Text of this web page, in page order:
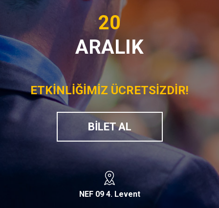
20
ARALIK
ETKİNLİĞİMİZ ÜCRETSİZDİR!
BİLET AL
NEF 09 4. Levent